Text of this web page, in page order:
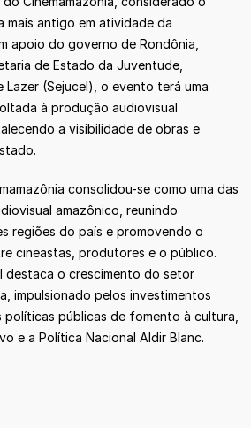
mais antigo em atividade da
apoio do governo de Rondônia,
de Estado da Juventude,
Lazer (Sejucel), o evento terá uma
à produção audiovisual
a visibilidade de obras e
consolidou-se como uma das
amazônico, reunindo
regiões do país e promovendo o
cineastas, produtores e o público.
destaca o crescimento do setor
impulsionado pelos investimentos
políticas públicas de fomento à cultura,
e a Política Nacional Aldir Blanc.